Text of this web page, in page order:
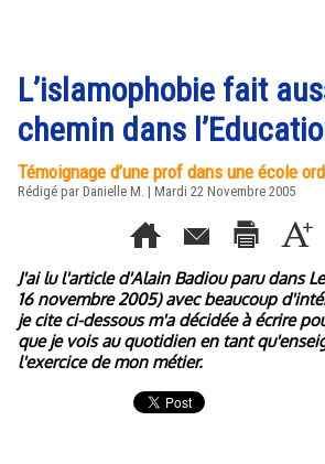
L’islamophobie fait
chemin dans
Témoignage d’une prof dans une école
Rédigé par Danielle M. | Mardi 22 Novembre 2005
J'ai lu l'article d'Alain Badiou paru dans
16 novembre 2005) avec beaucoup
je cite ci-dessous m'a décidée à écrire
que je vois au quotidien en tant
l'exercice de mon métier.